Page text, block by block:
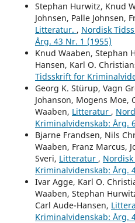
Stephan Hurwitz, Knud
Johnsen, Palle Johnsen,
Litteratur. , Nordisk
Årg. 43 Nr. 1 (1955)
Knud Waaben, Stephan
Hansen, Karl O.
Tidsskrift for
Georg K. Stürup, Vagn
Johanson, Mogens Moe,
Waaben, Litteratur ,
Kriminalvidenskab: Årg.
Bjarne Frandsen, Nils
Waaben, Franz Marcus,
Sveri, Litteratur ,
Kriminalvidenskab: Årg.
Ivar Agge, Karl O.
Waaben, Stephan
Carl Aude-Hansen,
Kriminalvidenskab: Årg.